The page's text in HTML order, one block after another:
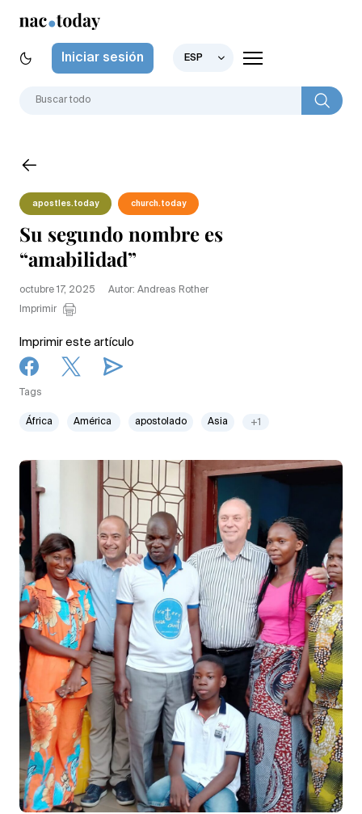
Iniciar sesión ESP
apostles.today church.today
Su segundo nombre es
“amabilidad”
octubre 17, 2025
Autor: Andreas Rother
Imprimir
Imprimir este artículo
Tags
África América apostolado Asia +1